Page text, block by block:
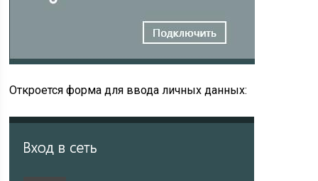
Откроется форма для ввода личных данных: